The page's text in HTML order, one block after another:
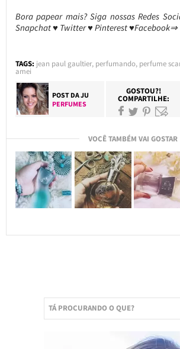
Bora papear mais? Siga nossas Redes
Snapchat ♥ Twitter ♥ Pinterest
TAGS: jean paul gaultier, perfumando, perfume
amei
POST DAJU
PERFUMES
GOSTOU?!
COMPARTILHE:
VOCÊ TAMBÉM VAI GOSTAR